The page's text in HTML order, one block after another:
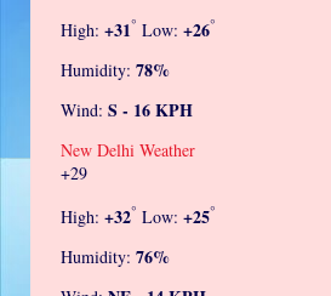
High: +31° Low: +26°
Humidity: 78%
Wind: S - 16 KPH
New Delhi Weather
+29
High: +32° Low: +25°
Humidity: 76%